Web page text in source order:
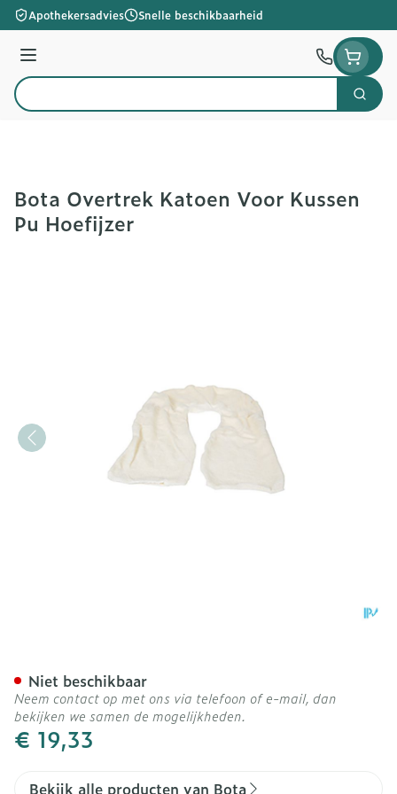
Ga naar de inhoud
Apothekersadvies Snelle beschikbaarheid
Menu
Product, merk, categorie...
Zoek
Bota Overtrek Katoen Voor Kussen
Pu Hoefijzer
€ 19,33
Niet beschikbaar
Neem contact op met ons via telefoon of e-mail, dan
bekijken we samen de mogelijkheden.
Bekijk alle producten van Bota